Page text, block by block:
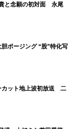
と念願の初対面 永尾
ポージング “股”特化写
カット地上波初放送 二